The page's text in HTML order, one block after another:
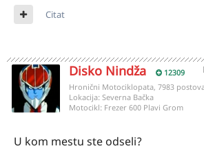
Citat
Disko Nindža 12309
Hronični Motociklopata, 7983
Lokacija: Severna Bačka
Motocikl: Frezer 600 Plavi Grom
U kom mestu ste odseli?